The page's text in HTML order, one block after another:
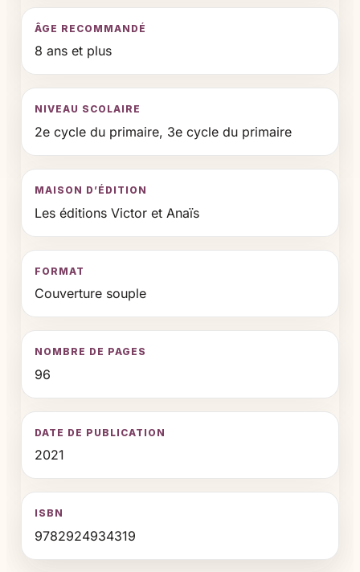
ÂGE RECOMMANDÉ
8 ans et plus
NIVEAU SCOLAIRE
2e cycle du primaire, 3e cycle du primaire
MAISON D’ÉDITION
Les éditions Victor et Anaïs
FORMAT
Couverture souple
NOMBRE DE PAGES
96
DATE DE PUBLICATION
2021
ISBN
9782924934319